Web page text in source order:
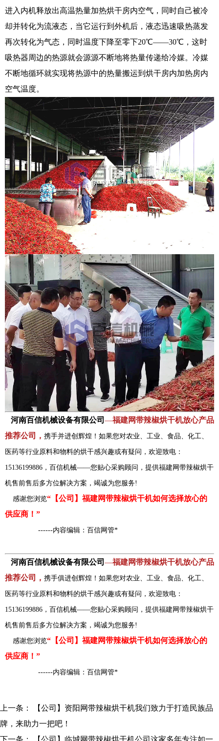
进入内机释放出高温热量加热烘干房内空气，同时自己被冷
却并转化为流液态，当它运行到外机后，液态迅速吸热蒸发
再次转化为气态，同时温度下降至零下20℃——30℃，这时
吸热器周边的热源就会源源不断地将热量传递给冷媒。冷媒
不断地循环就实现将热源中的热量搬运到烘干房内加热房内
空气温度。
河南百信机械设备有限公司 —福建网带辣椒烘干机放心产品
推荐公司， 携手并进创辉煌！如果您对农业、工业、食品、化工、
医药等行业原料和物料的烘干感兴趣或有疑问，欢迎致电：
15136199886，百信机械——您贴心采购顾问，提供福建网带辣椒烘干
机售前售后多方位解决方案，竭诚为您服务!
感谢您浏览“【公司】福建网带辣椒烘干机如何选择放心的
供应商！”
------内容编辑：百信网管*
河南百信机械设备有限公司 —福建网带辣椒烘干机放心产品
推荐公司， 携手俱进创辉煌！如果您对农业、工业、食品、化工、
医药等行业原料和物料的烘干感兴趣或有疑问，欢迎致电：
15136199886，百信机械——您贴心采购顾问，提供福建网带辣椒烘干
机售前售后多方位解决方案，竭诚为您服务!
感谢您浏览“【公司】福建网带辣椒烘干机如何选择放心的
供应商！”
------内容编辑：百信网管*
上一条：
【公司】资阳网带辣椒烘干机我们致力于打造民族品
牌，来助力一把吧！